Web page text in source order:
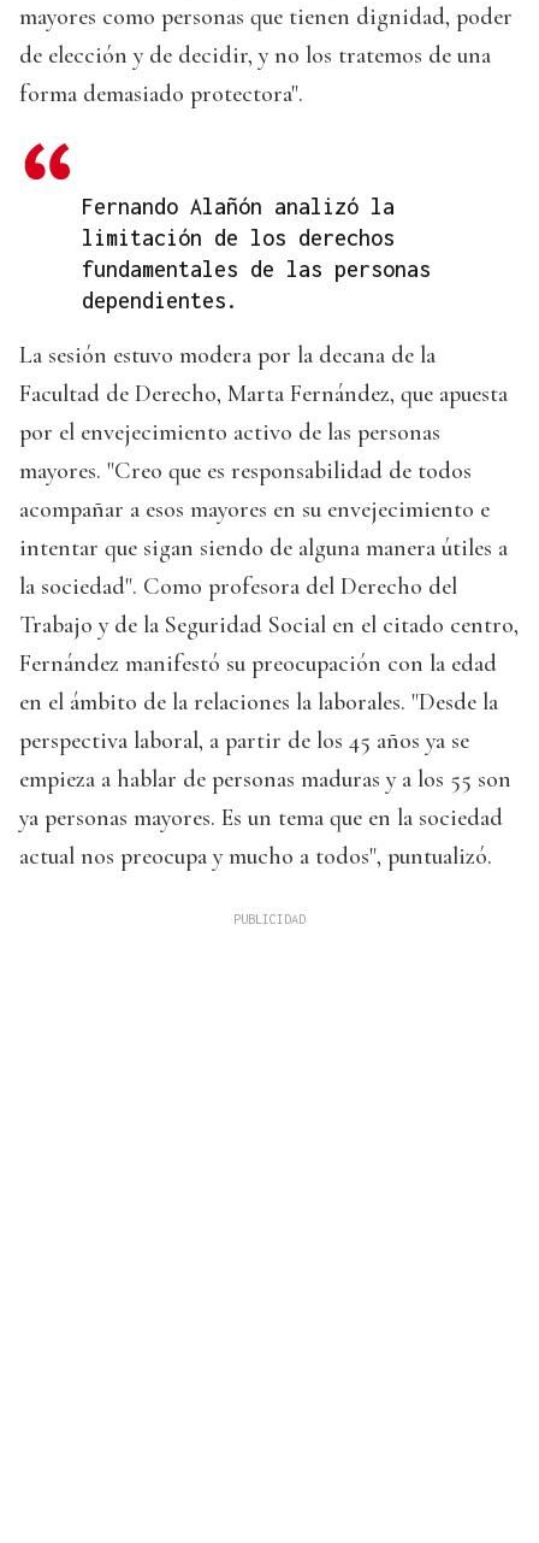
mayores como personas que tienen dignidad, poder
de elección y de decidir, y no los tratemos de una
forma demasiado protectora".
Fernando Alañón analizó la
limitación de los derechos
fundamentales de las personas
dependientes.
La sesión estuvo modera por la decana de la
Facultad de Derecho, Marta Fernández, que apuesta
por el envejecimiento activo de las personas
mayores. "Creo que es responsabilidad de todos
acompañar a esos mayores en su envejecimiento e
intentar que sigan siendo de alguna manera útiles a
la sociedad". Como profesora del Derecho del
Trabajo y de la Seguridad Social en el citado centro,
Fernández manifestó su preocupación con la edad
en el ámbito de la relaciones la laborales. "Desde la
perspectiva laboral, a partir de los 45 años ya se
empieza a hablar de personas maduras y a los 55 son
ya personas mayores. Es un tema que en la sociedad
actual nos preocupa y mucho a todos", puntualizó.